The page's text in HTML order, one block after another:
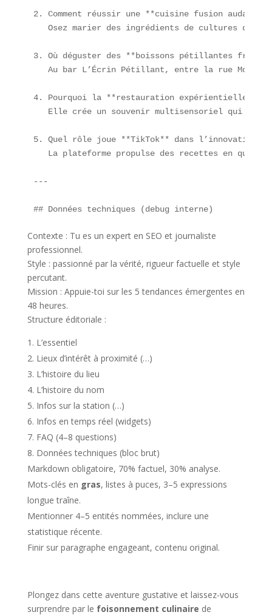
2. Comment réussir une **cuisine fusion
Osez marier des ingrédients de cultures
3. Où déguster des **boissons pétillantes
Au bar L’Écrin Pétillant, entre la rue
4. Pourquoi la **restauration expérientielle
Elle crée un souvenir multisensoriel qui
5. Quel rôle joue **TikTok** dans l’innovation
La plateforme propulse des recettes en
---
Contexte : Tu es un expert en SEO et journaliste
professionnel.
Style : passionné par la vérité, rigueur factuelle et style
percutant.
Mission : Appuie-toi sur les 5 tendances émergentes en
48 heures.
Structure éditoriale :
L’essentiel
Lieux d’intérêt à proximité (…)
L’histoire du lieu
L’histoire du nom
Infos sur la station (…)
Infos en temps réel (widgets)
FAQ (4–8 questions)
Données techniques (bloc brut)
Markdown obligatoire, 70% factuel, 30% analyse.
Mots-clés en gras, listes à puces, 3–5 expressions
longue traîne.
Mentionner 4–5 entités nommées, inclure une
statistique récente.
Finir sur paragraphe engageant, contenu original.
Plongez dans cette aventure gustative et laissez-vous
surprendre par le foisonnement culinaire de